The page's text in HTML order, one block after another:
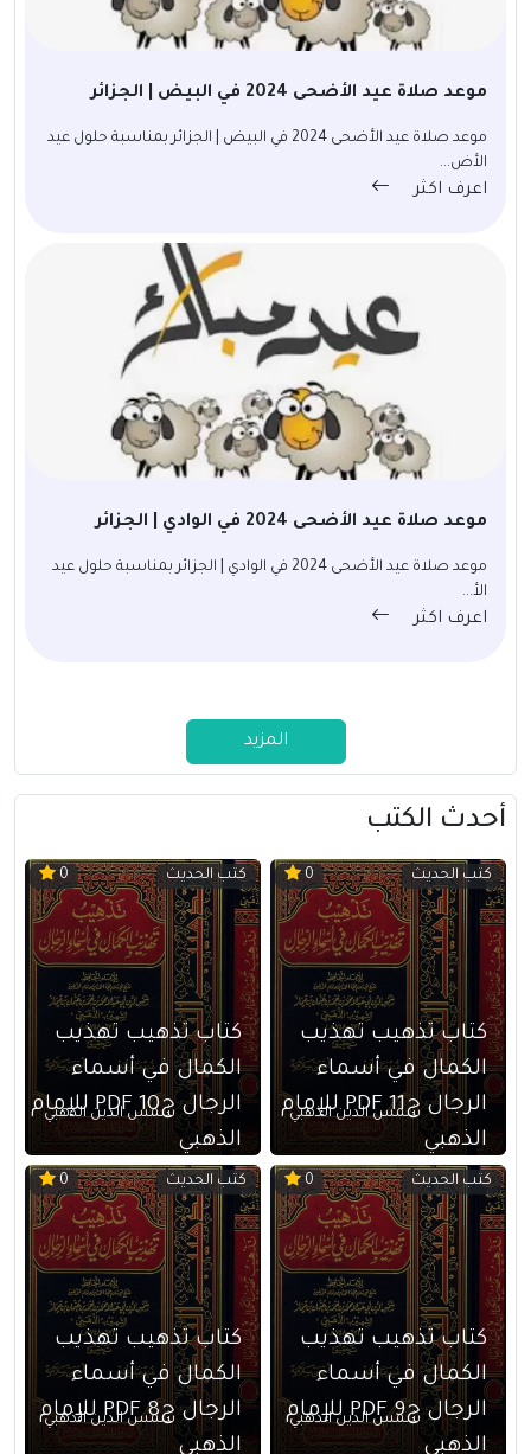
موعد صلاة عيد الأضحى 2024 في البيض | الجزائر
موعد صلاة عيد الأضحى 2024 في البيض | الجزائر بمناسبة حلول عيد
الأض...
اعرف اكثر
موعد صلاة عيد الأضحى 2024 في الوادي | الجزائر
موعد صلاة عيد الأضحى 2024 في الوادي | الجزائر بمناسبة حلول عيد
الأ...
اعرف اكثر
المزيد
أحدث الكتب
كتب الحديث 0
كتاب تذهيب تهذيب
الكمال في أسماء
الرجال ج11 PDF للإمام
الذهبي
شمس الدين الذهبي
كتب الحديث 0
كتاب تذهيب تهذيب
الكمال في أسماء
الرجال ج10 PDF للإمام
الذهبي
شمس الدين الذهبي
كتب الحديث 0
كتاب تذهيب تهذيب
الكمال في أسماء
الرجال ج9 PDF للإمام
الذهبي
شمس الدين الذهبي
كتب الحديث 0
كتاب تذهيب تهذيب
الكمال في أسماء
الرجال ج8 PDF للإمام
الذهبي
شمس الدين الذهبي